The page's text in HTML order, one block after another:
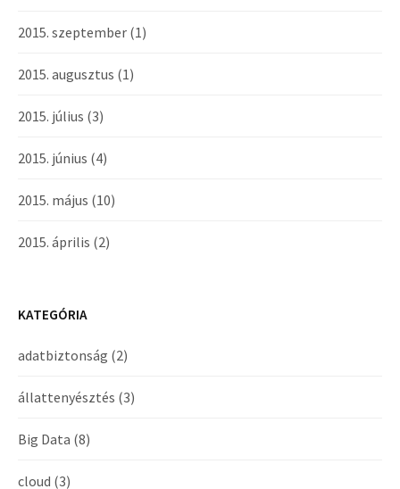
2015. szeptember (1)
2015. augusztus (1)
2015. július (3)
2015. június (4)
2015. május (10)
2015. április (2)
KATEGÓRIA
adatbiztonság (2)
állattenyésztés (3)
Big Data (8)
cloud (3)